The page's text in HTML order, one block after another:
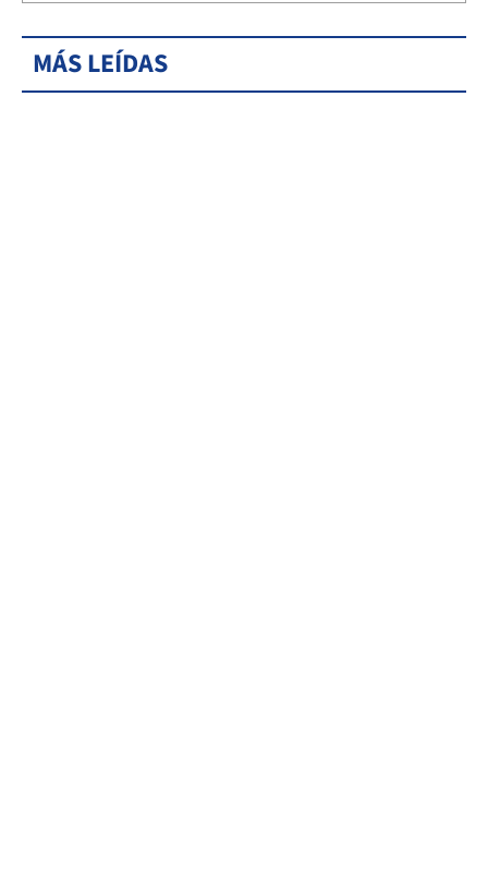
MÁS LEÍDAS